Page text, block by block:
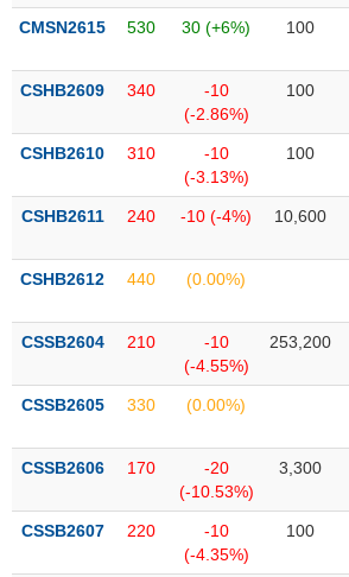
liệu
Tâm
lý
CMSN2615 530 30 (+6%) 100
CSHB2609 340
-10
(-2.86%)
100
CSHB2610 310
-10
(-3.13%)
100
CSHB2611 240 -10 (-4%) 10,600
CSHB2612 440 (0.00%)
CSSB2604 210
-10
(-4.55%)
253,200
CSSB2605 330 (0.00%)
CSSB2606 170
-20
(-10.53%)
3,300
CSSB2607 220
-10
(-4.35%)
100
TIÊU
KHÔNG
YẾU
TIÊU
DÙNG
CHĂM
SÓC